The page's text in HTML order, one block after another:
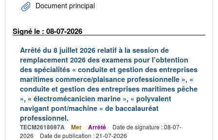
Document principal
Signé le : 08-07-2026
Arrêté du 8 juillet 2026 relatif à la session de
remplacement 2026 des examens pour l’obtention
des spécialités « conduite et gestion des entreprises
maritimes commerce/plaisance professionnelle », «
conduite et gestion des entreprises maritimes pêche
», « électromécanicien marine », « polyvalent
navigant pont/machine » de baccalauréat
professionnel.
TECM2618697A Mer Arrêté
Date de signature : 08-07-
2026
Date de publication : 21-07-2026